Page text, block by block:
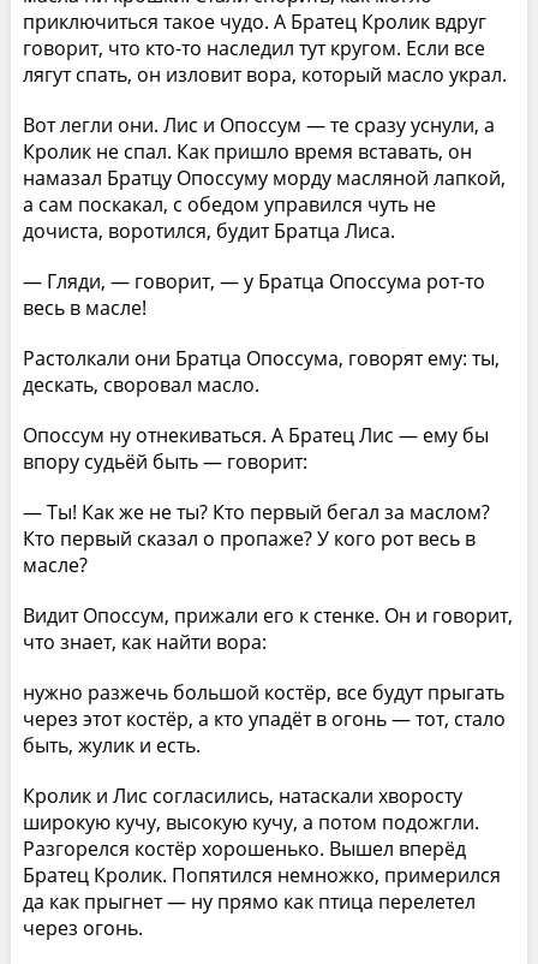
приключиться такое чудо. А Братец Кролик вдруг
говорит, что кто-то наследил тут кругом. Если все
лягут спать, он изловит вора, который масло украл.
Вот легли они. Лис и Опоссум — те сразу уснули, а
Кролик не спал. Как пришло время вставать, он
намазал Братцу Опоссуму морду масляной лапкой,
а сам поскакал, с обедом управился чуть не
дочиста, воротился, будит Братца Лиса.
— Гляди, — говорит, — у Братца Опоссума рот-то
весь в масле!
Растолкали они Братца Опоссума, говорят ему: ты,
дескать, своровал масло.
Опоссум ну отнекиваться. А Братец Лис — ему бы
впору судьёй быть — говорит:
— Ты! Как же не ты? Кто первый бегал за маслом?
Кто первый сказал о пропаже? У кого рот весь в
масле?
Видит Опоссум, прижали его к стенке. Он и говорит,
что знает, как найти вора:
нужно разжечь большой костёр, все будут прыгать
через этот костёр, а кто упадёт в огонь — тот, стало
быть, жулик и есть.
Кролик и Лис согласились, натаскали хворосту
широкую кучу, высокую кучу, а потом подожгли.
Разгорелся костёр хорошенько. Вышел вперёд
Братец Кролик. Попятился немножко, примерился
да как прыгнет — ну прямо как птица перелетел
через огонь.